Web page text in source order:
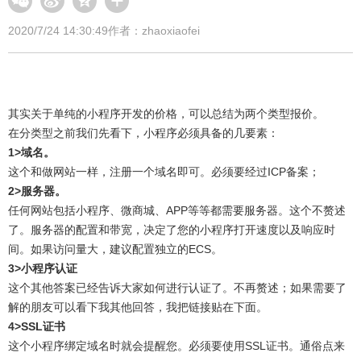
作者：zhaoxiaofei
2020/7/24 14:30:49
其实关于单纯的小程序开发的价格，可以总结为两个类型报价。
在分类型之前我们先看下，小程序必须具备的几要素：
1>域名。
这个和做网站一样，注册一个域名即可。必须要经过ICP备案；
2>服务器。
任何网站包括小程序、微商城、APP等等都需要服务器。这个不赘述
了。服务器的配置和带宽，决定了您的小程序打开速度以及响应时
间。如果访问量大，建议配置独立的ECS。
3>小程序认证
这个其他答案已经告诉大家如何进行认证了。不再赘述；如果需要了
解的朋友可以看下我其他回答，我把链接贴在下面。
4>SSL证书
这个小程序绑定域名时就会提醒您。必须要使用SSL证书。通俗点来